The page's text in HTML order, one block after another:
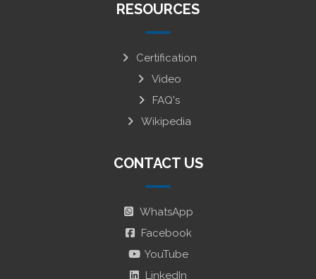
RESOURCES
Certification
Video
FAQ's
Wikipedia
CONTACT US
WhatsApp
Facebook
YouTube
LinkedIn